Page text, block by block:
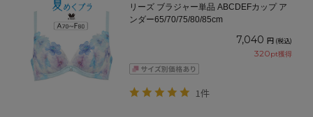
リーズ ブラジャー単品 ABCDEFカップ ア
ンダー65/70/75/80/85cm
7,040 円 (税込)
320pt獲得
1件